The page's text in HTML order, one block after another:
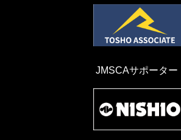
JMSCAサポーター